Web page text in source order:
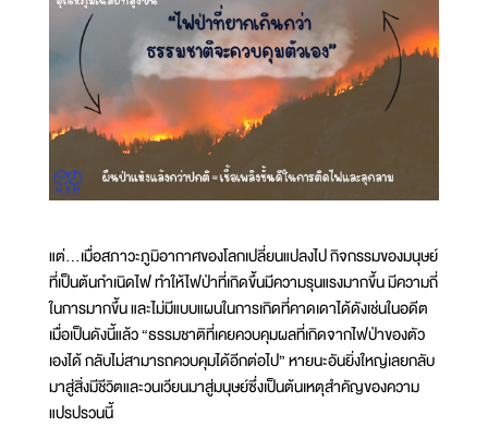
แต่...เมื่อสภาวะภูมิอากาศของโลกเปลี่ยนแปลงไป กิจกรรมของมนุษย์
ที่เป็นต้นกำเนิดไฟ ทำให้ไฟป่าที่เกิดขึ้นมีความรุนแรงมากขึ้น มีความถี่
ในการมากขึ้น และไม่มีแบบแผนในการเกิดที่คาดเดาได้ดังเช่นในอดีต
เมื่อเป็นดังนี้แล้ว “ธรรมชาติที่เคยควบคุมผลที่เกิดจากไฟป่าของตัว
เองได้ กลับไม่สามารถควบคุมได้อีกต่อไป” หายนะอันยิ่งใหญ่เลยกลับ
มาสู่สิ่งมีชีวิตและวนเวียนมาสู่มนุษย์ซึ่งเป็นต้นเหตุสำคัญของความ
แปรปรวนนี้